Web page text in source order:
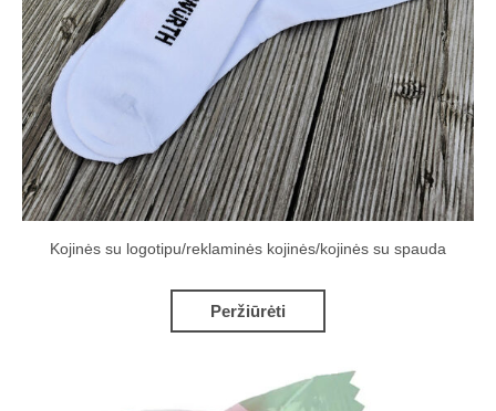
Kojinės su logotipu/reklaminės kojinės/kojinės su spauda
Peržiūrėti